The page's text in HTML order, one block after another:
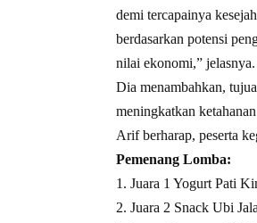
demi tercapainya
berdasarkan potensi
nilai ekonomi,” jelasnya.
Dia menambahkan,
meningkatkan
Arif berharap, peserta
Pemenang Lomba:
1. Juara 1 Yogurt Pati
2. Juara 2 Snack Ubi